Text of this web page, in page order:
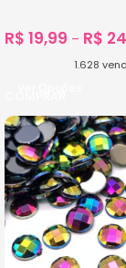
R$ 19,99 – R$
1.628